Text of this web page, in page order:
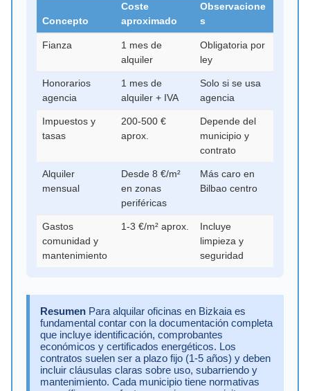
Concepto
Coste
aproximado
Observacione
s
Fianza
1 mes de
alquiler
Obligatoria por
ley
Honorarios
agencia
1 mes de
alquiler + IVA
Solo si se usa
agencia
Impuestos y
tasas
200-500 €
aprox.
Depende del
municipio y
contrato
Alquiler
mensual
Desde 8 €/m²
en zonas
periféricas
Más caro en
Bilbao centro
Gastos
comunidad y
mantenimiento
1-3 €/m² aprox.
Incluye
limpieza y
seguridad
Resumen Para alquilar oficinas en Bizkaia es
fundamental contar con la documentación completa
que incluye identificación, comprobantes
económicos y certificados energéticos. Los
contratos suelen ser a plazo fijo (1-5 años) y deben
incluir cláusulas claras sobre uso, subarriendo y
mantenimiento. Cada municipio tiene normativas